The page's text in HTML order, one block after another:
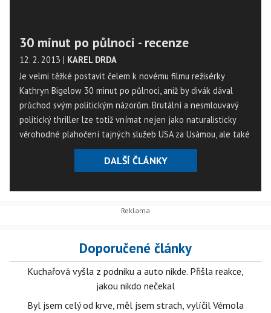
30 minut po půlnoci - recenze
12. 2. 2013 | KAREL DRDA
Je velmi těžké postavit čelem k novému filmu režisérky
Kathryn Bigelow 30 minut po půlnoci, aniž by divák dával
průchod svým politickým názorům. Brutální a nesmlouvavý
politický thriller lze totiž vnímat nejen jako naturalisticky
věrohodné plahočení tajných služeb USA za Usámou, ale také
jako ukázku toho, jak tato země definitivně ztratila svoji tvář
a její slouhové používali ty nejodpornější metody k dosažení
DALŠÍ ČLÁNKY
Doporučené články
Kuchařová vyšla z podniku a auto nikde. Přišla reakce,
jakou nikdo nečekal
Byl jsem celý od krve, měl jsem strach, vylíčil Vémola